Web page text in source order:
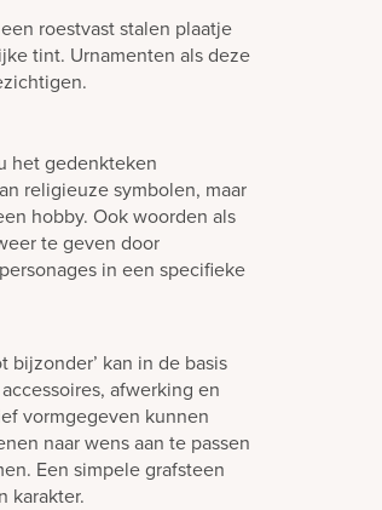
roestvast stalen plaatje
tint. Urnamenten als deze
het gedenkteken
religieuze symbolen, maar
hobby. Ook woorden als
te geven door
in een specifieke
kan in de basis
afwerking en
vormgegeven kunnen
naar wens aan te passen
Een simpele grafsteen
karakter.